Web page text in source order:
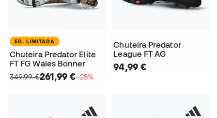
ED. LIMITADA
Chuteira Predator Elite
FT FG Wales Bonner
349,99 €261,99 €−25%
Chuteira Predator
League FT AG
94,99 €